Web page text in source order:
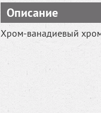
Описание
Хром-ванадиевый